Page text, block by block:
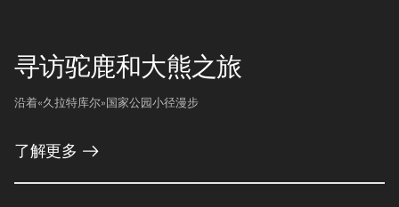
寻访驼鹿和大熊之旅
沿着«久拉特库尔»国家公园小径漫步
了解更多